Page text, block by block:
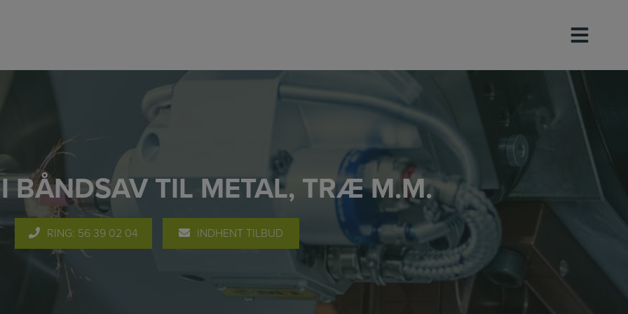
BÅNDSAV TIL METAL, TRÆ M.M.
RING: 56 39 02 04 INDHENT TILBUD